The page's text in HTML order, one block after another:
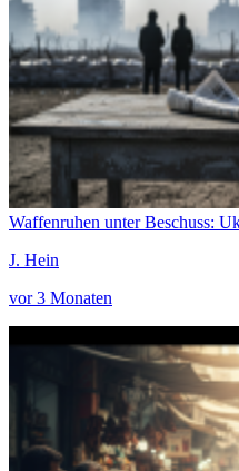
Waffenruhen unter Beschuss:
J. Hein
vor 3 Monaten